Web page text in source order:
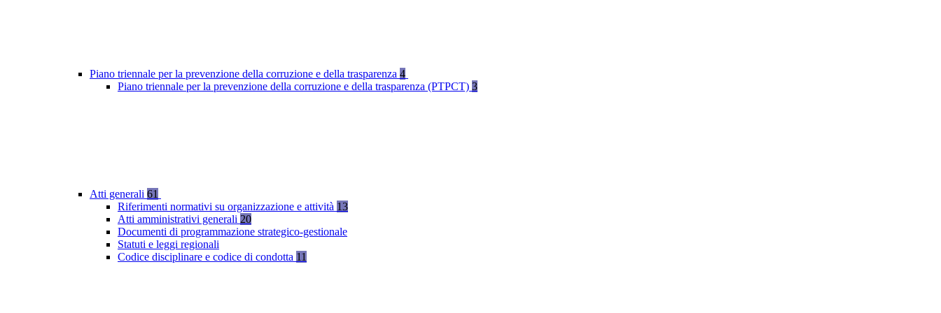
Piano triennale per la prevenzione della corruzione e della trasparenza 4
Piano triennale per la prevenzione della corruzione e della trasparenza (PTPCT) 3
Atti generali 61
Riferimenti normativi su organizzazione e attività 13
Atti amministrativi generali 20
Documenti di programmazione strategico-gestionale
Statuti e leggi regionali
Codice disciplinare e codice di condotta 11